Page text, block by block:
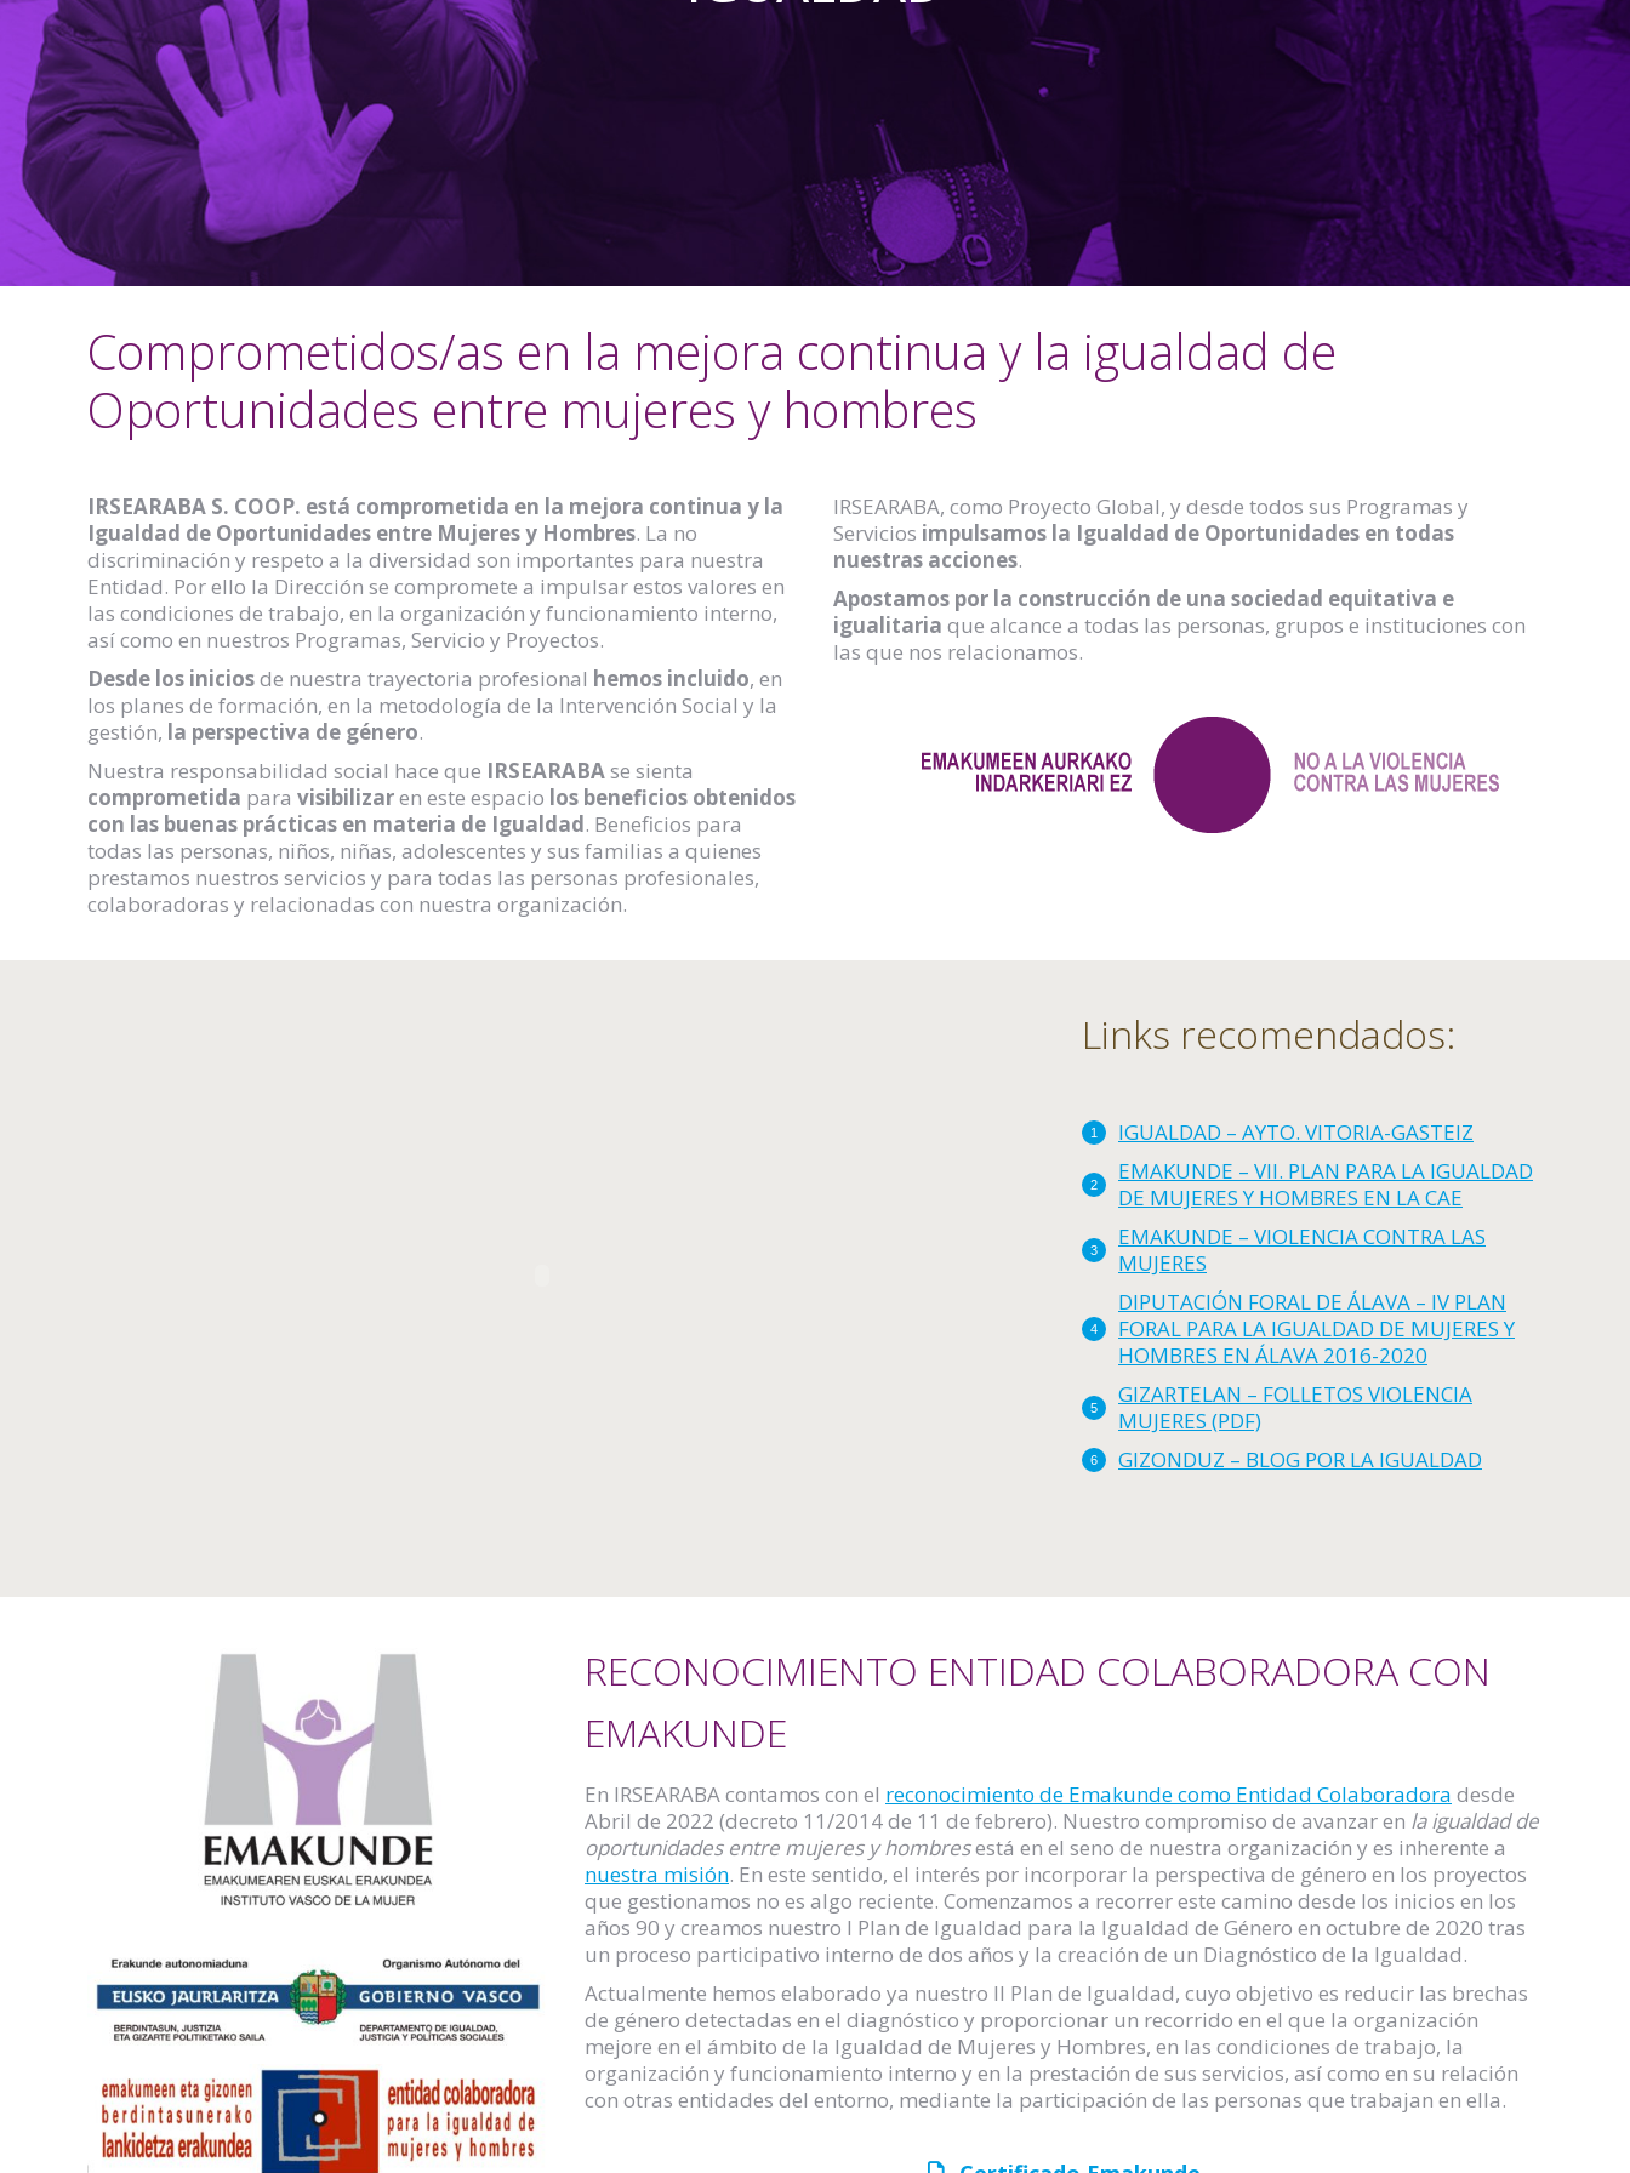
Comprometidos/as en la mejora continua y la igualdad de
Oportunidades entre mujeres y hombres
IRSEARABA S. COOP. está comprometida en la mejora continua y la
Igualdad de Oportunidades entre Mujeres y Hombres. La no
discriminación y respeto a la diversidad son importantes para nuestra
Entidad. Por ello la Dirección se compromete a impulsar estos valores en
las condiciones de trabajo, en la organización y funcionamiento interno,
así como en nuestros Programas, Servicio y Proyectos.
Desde los iniciosde nuestra trayectoria profesional hemos incluido, en
los planes de formación, en la metodología de la Intervención Social y la
gestión, la perspectiva de género.
Nuestra responsabilidad social hace que IRSEARABAse sienta
comprometida para visibilizaren este espacio los beneficios obtenidos
con las buenas prácticas en materia de Igualdad. Beneficios para
todas las personas, niños, niñas, adolescentes y sus familias a quienes
prestamos nuestros servicios y para todas las personas profesionales,
colaboradoras y relacionadas con nuestra organización.
IRSEARABA, como Proyecto Global, y desde todos sus Programas y
Servicios impulsamos la Igualdad de Oportunidades en todas
nuestras acciones.
Apostamos por la construcción de una sociedad equitativa e
igualitaria que alcance a todas las personas, grupos e instituciones con
las que nos relacionamos.
Links recomendados:
IGUALDAD – AYTO. VITORIA-GASTEIZ
EMAKUNDE – VII. PLAN PARA LA IGUALDAD
DE MUJERES Y HOMBRES EN LA CAE
EMAKUNDE – VIOLENCIA CONTRA LAS
MUJERES
DIPUTACIÓN FORAL DE ÁLAVA – IV PLAN
FORAL PARA LA IGUALDAD DE MUJERES Y
HOMBRES EN ÁLAVA 2016-2020
GIZARTELAN – FOLLETOS VIOLENCIA
MUJERES (PDF)
GIZONDUZ – BLOG POR LA IGUALDAD
RECONOCIMIENTO ENTIDAD COLABORADORA CON
EMAKUNDE
En IRSEARABA contamos con el reconocimiento de Emakunde como Entidad Colaboradora desde
Abril de 2022 (decreto 11/2014 de 11 de febrero). Nuestro compromiso de avanzar en la igualdad de
oportunidades entre mujeres y hombresestá en el seno de nuestra organización y es inherente a
nuestra misión. En este sentido, el interés por incorporar la perspectiva de género en los proyectos
que gestionamos no es algo reciente. Comenzamos a recorrer este camino desde los inicios en los
años 90 y creamos nuestro I Plan de Igualdad para la Igualdad de Género en octubre de 2020 tras
un proceso participativo interno de dos años y la creación de un Diagnóstico de la Igualdad.
Actualmente hemos elaborado ya nuestro II Plan de Igualdad, cuyo objetivo es reducir las brechas
de género detectadas en el diagnóstico y proporcionar un recorrido en el que la organización
mejore en el ámbito de la Igualdad de Mujeres y Hombres, en las condiciones de trabajo, la
organización y funcionamiento interno y en la prestación de sus servicios, así como en su relación
con otras entidades del entorno, mediante la participación de las personas que trabajan en ella.